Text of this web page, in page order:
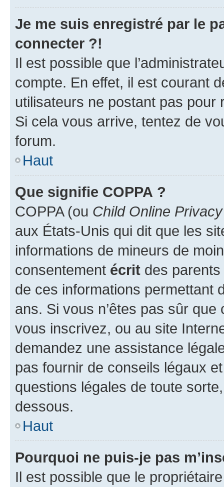
Je me suis enregistré par le
connecter ?!
Il est possible que
compte. En effet, il est courant
utilisateurs ne postant pas pour
Si cela vous arrive, tentez de
forum.
Haut
Que signifie COPPA ?
COPPA (ou Child Online
aux États-Unis qui dit que les
informations de mineurs de
consentement écrit des parents
de ces informations permettant
ans. Si vous n’êtes pas sûr
vous inscrivez, ou au site
demandez une assistance
pas fournir de conseils légaux
questions légales de toute
dessous.
Haut
Pourquoi ne puis-je pas
Il est possible que le